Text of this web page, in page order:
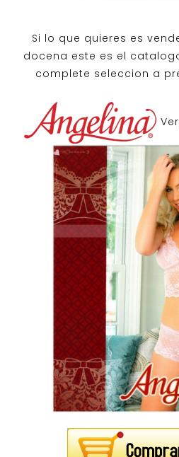
Si lo que quieres es
docena este es el
complete seleccion a